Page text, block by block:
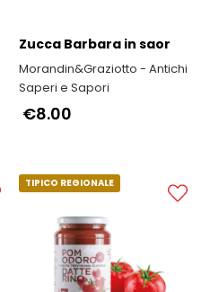
Zucca Barbara in saor
Morandin&Graziotto - Antichi
Saperi e Sapori
€8.00
TIPICO REGIONALE